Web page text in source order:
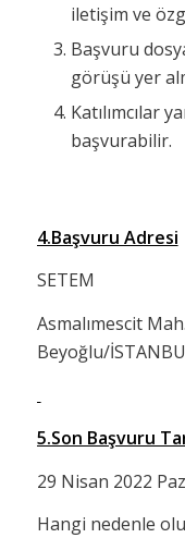
iletişim ve
Başvuru
görüşü yer
Katılımcılar
başvurabilir.
4.Başvuru Adresi
SETEM
Asmalımescit
Beyoğlu/
5.Son Başvuru
29 Nisan 2022
Hangi nedenle